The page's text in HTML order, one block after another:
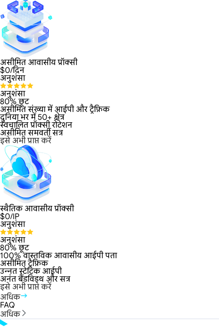
असीमित आवासीय प्रॉक्सी
$0/दिन
अनुशंसा
अनुशंसा
80% छूट
असीमित संख्या में आईपी और ट्रैफ़िक
दुनिया भर में 50+ क्षेत्र
स्वचालित प्रॉक्सी रोटेशन
असीमित समवर्ती सत्र
इसे अभी प्राप्त करें
स्थैतिक आवासीय प्रॉक्सी
$0/IP
अनुशंसा
अनुशंसा
80% छूट
100% वास्तविक आवासीय आईपी पता
असीमित ट्रैफ़िक
उन्नत स्टेटिक आईपी
अनंत बैंडविड्थ और सत्र
इसे अभी प्राप्त करें
अधिक
FAQ
अधिक